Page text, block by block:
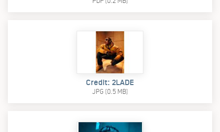
Credit: 2LADE
JPG (0.5 MB)